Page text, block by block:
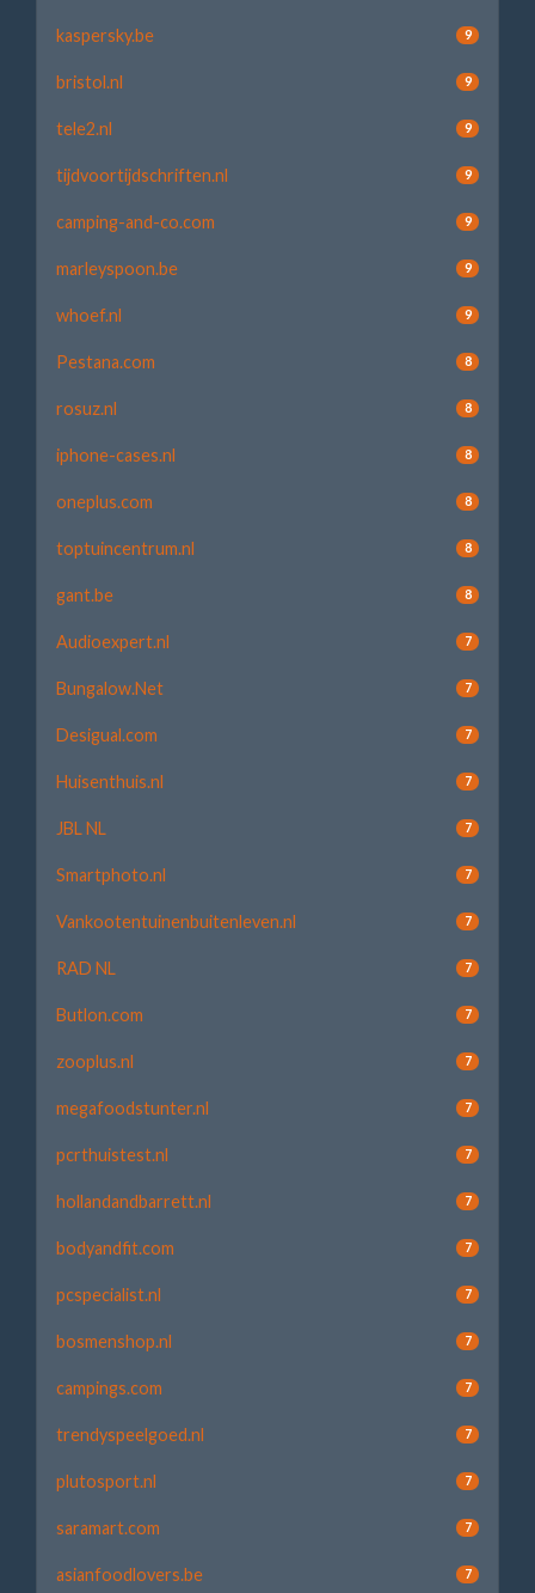
kaspersky.be 9
bristol.nl 9
tele2.nl 9
tijdvoortijdschriften.nl 9
camping-and-co.com 9
marleyspoon.be 9
whoef.nl 9
Pestana.com 8
rosuz.nl 8
iphone-cases.nl 8
oneplus.com 8
toptuincentrum.nl 8
gant.be 8
Audioexpert.nl 7
Bungalow.Net 7
Desigual.com 7
Huisenthuis.nl 7
JBL NL 7
Smartphoto.nl 7
Vankootentuinenbuitenleven.nl 7
RAD NL 7
Butlon.com 7
zooplus.nl 7
megafoodstunter.nl 7
pcrthuistest.nl 7
hollandandbarrett.nl 7
bodyandfit.com 7
pcspecialist.nl 7
bosmenshop.nl 7
campings.com 7
trendyspeelgoed.nl 7
plutosport.nl 7
saramart.com 7
asianfoodlovers.be 7